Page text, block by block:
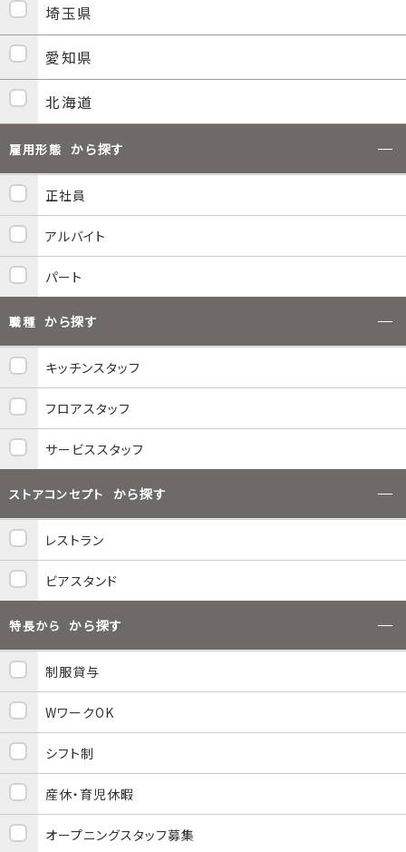
埼玉県
愛知県
北海道
雇用形態 から探す
正社員
アルバイト
パート
職種 から探す
キッチンスタッフ
フロアスタッフ
サービススタッフ
ストアコンセプト から探す
レストラン
ビアスタンド
特長から から探す
制服貸与
WワークOK
シフト制
産休・育児休暇
オープニングスタッフ募集